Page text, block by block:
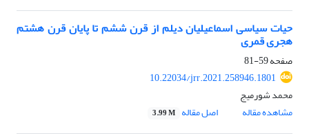
حیات سیاسی اسماعیلیان دیلم از قرن ششم تا پایان قرن هشتم
هجری قمری
صفحه59-81
10.22034/jrr.2021.258946.1801
محمد شورمیج
مشاهده مقاله
اصل مقاله 3.99 M